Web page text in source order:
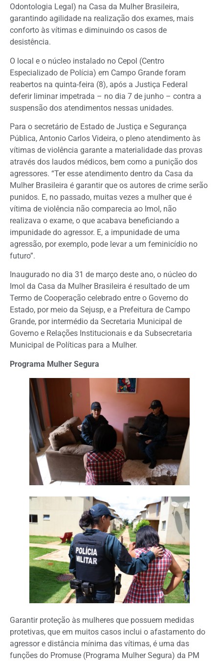
Odontologia Legal) na Casa da Mulher Brasileira,
garantindo agilidade na realização dos exames, mais
conforto às vítimas e diminuindo os casos de
desistência.
O local e o núcleo instalado no Cepol (Centro
Especializado de Polícia) em Campo Grande foram
reabertos na quinta-feira (8), após a Justiça Federal
deferir liminar impetrada – no dia 7 de junho – contra a
suspensão dos atendimentos nessas unidades.
Para o secretário de Estado de Justiça e Segurança
Pública, Antonio Carlos Videira, o pleno atendimento às
vítimas de violência garante a materialidade das provas
através dos laudos médicos, bem como a punição dos
agressores. “Ter esse atendimento dentro da Casa da
Mulher Brasileira é garantir que os autores de crime serão
punidos. E, no passado, muitas vezes a mulher que é
vítima de violência não comparecia ao Imol, não
realizava o exame, o que acabava beneficiando a
impunidade do agressor. E, a impunidade de uma
agressão, por exemplo, pode levar a um feminicídio no
futuro”.
Inaugurado no dia 31 de março deste ano, o núcleo do
Imol da Casa da Mulher Brasileira é resultado de um
Termo de Cooperação celebrado entre o Governo do
Estado, por meio da Sejusp, e a Prefeitura de Campo
Grande, por intermédio da Secretaria Municipal de
Governo e Relações Institucionais e da Subsecretaria
Municipal de Políticas para a Mulher.
Programa Mulher Segura
Garantir proteção às mulheres que possuem medidas
protetivas, que em muitos casos inclui o afastamento do
agressor e distância mínima das vítimas, é uma das
funções do Promuse (Programa Mulher Segura) da PM